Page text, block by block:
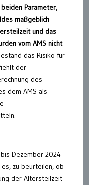
Parameter,
maßgeblich
und das
vom AMS nicht
das Risiko für
der
des
dem AMS als
Dezember 2024
zu beurteilen, ob
der Altersteilzeit